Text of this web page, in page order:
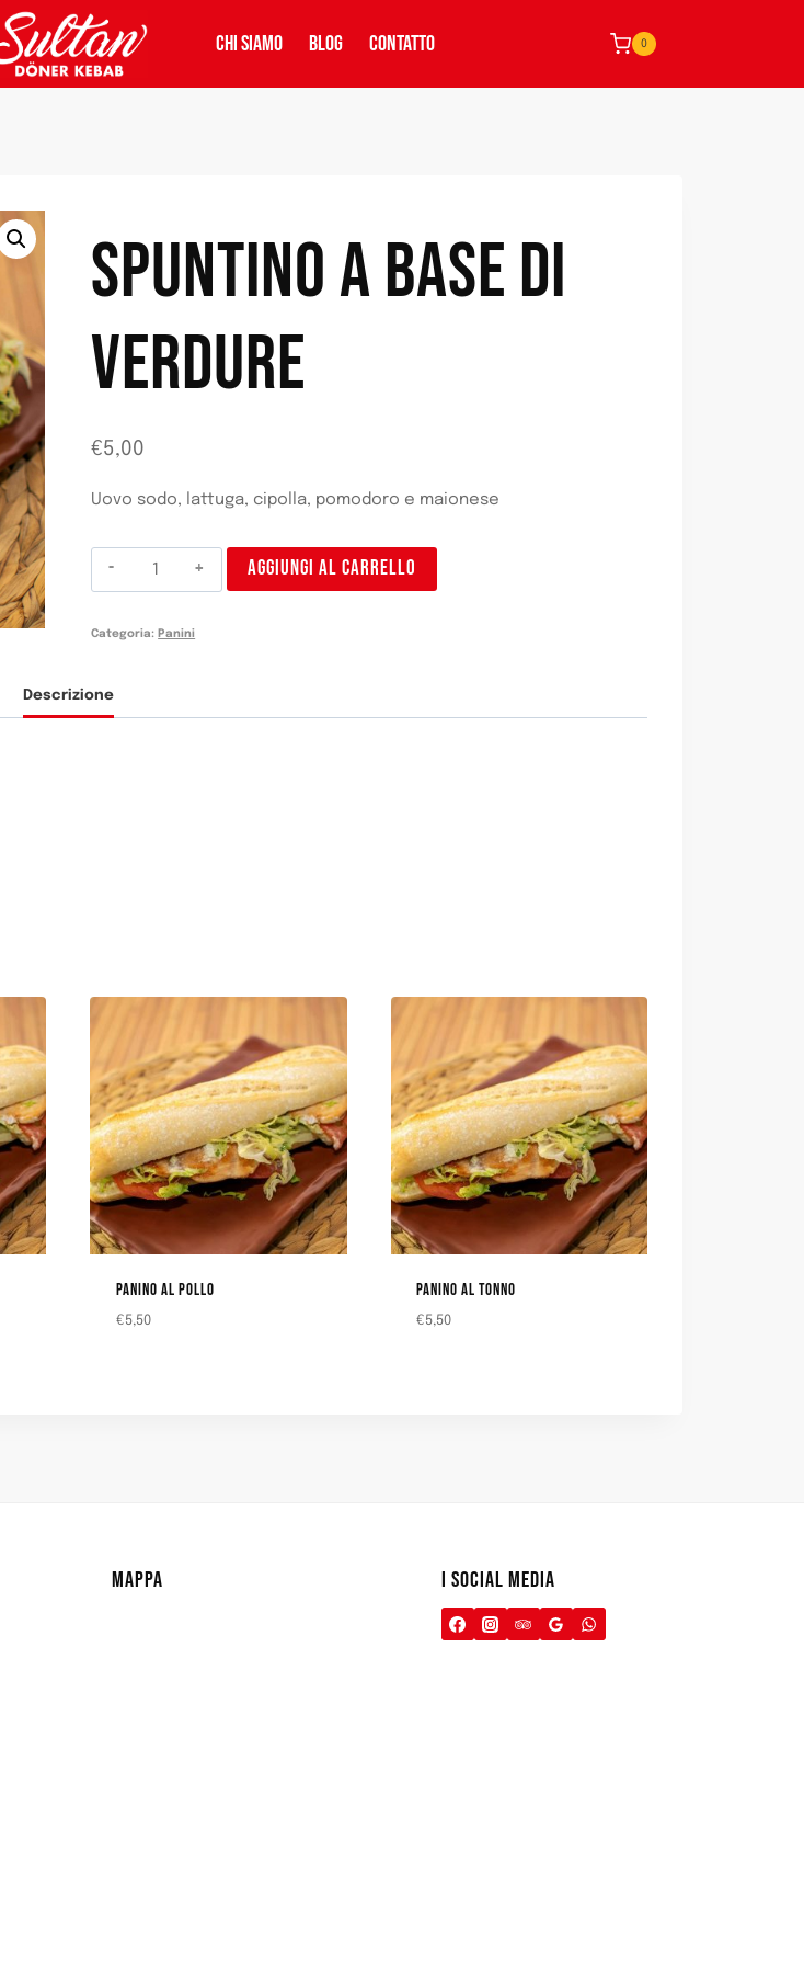
CHI SIAMO BLOG CONTATTO 0
SPUNTINO A BASE DI
VERDURE
€5,00
Uovo sodo, lattuga, cipolla, pomodoro e maionese
Bocadillo
Vegetal
AGGIUNGI AL CARRELLO
Categoria: Panini
Descrizione
PANINO AL POLLO
€5,50
PANINO AL TONNO
€5,50
MAPPA I SOCIAL MEDIA